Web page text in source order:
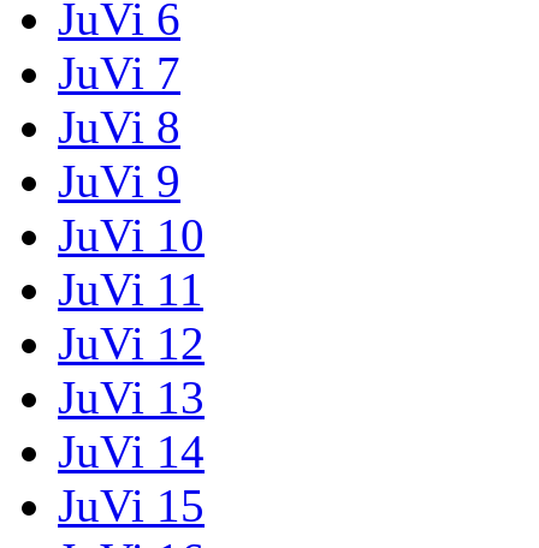
JuVi 6
JuVi 7
JuVi 8
JuVi 9
JuVi 10
JuVi 11
JuVi 12
JuVi 13
JuVi 14
JuVi 15